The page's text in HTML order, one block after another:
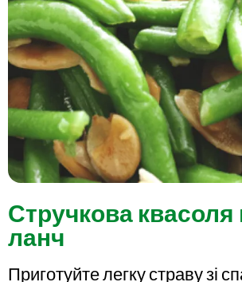
Стручкова квасоля
ланч
Приготуйте легку страву зі